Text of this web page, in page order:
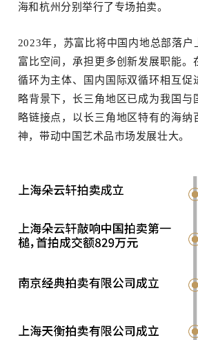
海和杭州分别举行了专场拍卖。
2023年，苏富比将中国内地总部落户
富比空间，承担更多创新发展职能。
循环为主体、国内国际双循环相互促
略背景下，长三角地区已成为我国与
略链接点，以长三角地区特有的海纳
神，带动中国艺术品市场发展壮大。